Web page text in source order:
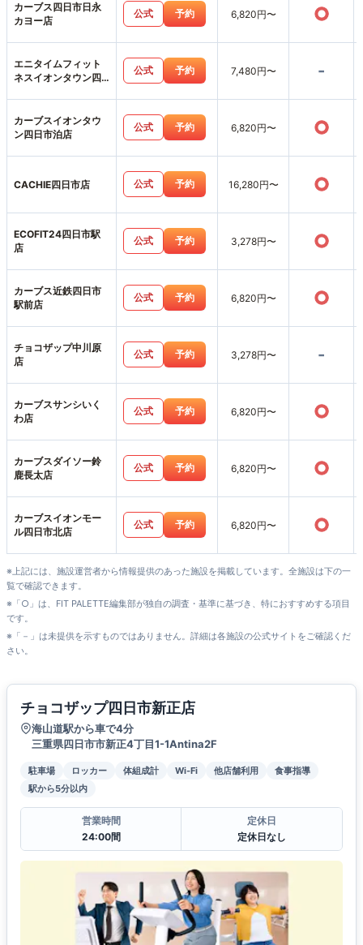
カーブス四日市日永
カヨー店
公式 予約 6,820円〜 ○
エニタイムフィット
ネスイオンタウン四
公式 予約 7,480円〜 -
カーブスイオンタウ
ン四日市泊店
公式 予約 6,820円〜 ○
CACHIE四日市店 公式 予約 16,280円〜 ○
ECOFIT24四日市駅
店
公式 予約 3,278円〜 ○
カーブス近鉄四日市
駅前店
公式 予約 6,820円〜 ○
チョコザップ中川原
店
公式 予約 3,278円〜 -
カーブスサンシいく
わ店
公式 予約 6,820円〜 ○
カーブスダイソー鈴
鹿長太店
公式 予約 6,820円〜 ○
カーブスイオンモー
ル四日市北店
公式 予約 6,820円〜 ○
※上記には、施設運営者から情報提供のあった施設を掲載しています。全施設は下の一
覧で確認できます。
※「○」は、FIT PALETTE編集部が独自の調査・基準に基づき、特におすすめする項目
です。
※「－」は未提供を示すものではありません。詳細は各施設の公式サイトをご確認くだ
さい。
チョコザップ四日市新正店
海山道駅から車で4分
三重県四日市市新正4丁目1-1Antina2F
駐車場 ロッカー 体組成計 Wi-Fi 他店舗利用
食事指導
駅から5分以内
営業時間
24:00間
定休日
定休日なし